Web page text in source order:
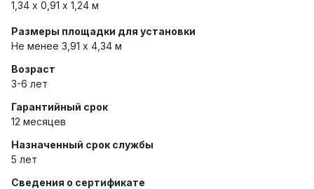
1,34 х 0,91 x 1,24 м
Размеры площадки для установки
Не менее 3,91 х 4,34 м
Возраст
3-6 лет
Гарантийный срок
12 месяцев
Назначенный срок службы
5 лет
Сведения о сертификате